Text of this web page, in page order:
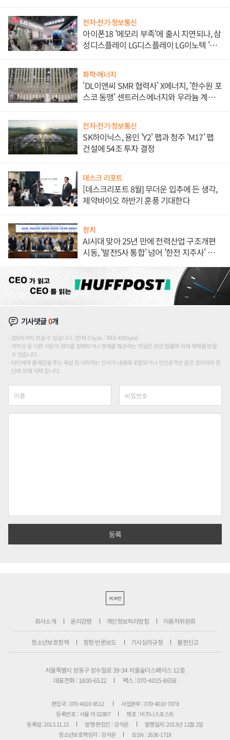
전자·전기·정보통신
아이폰18 '메모리 부족'에 출시 지연되나, 삼
성디스플레이 LG디스플레이 LG이노텍 '탈
화학·에너지
'DL이앤씨 SMR 협력사' X에너지, '한수원 포
스코 동맹' 센트러스에너지와 우라늄 계약
전자·전기·정보통신
SK하이닉스, 용인 'Y2' 팹과 청주 'M17' 팹
건설에 54조 투자 결정
데스크 리포트
[데스크리포트 8월] 무더운 입추에 든 생각,
제약바이오 하반기 훈풍 기대한다
정치
AI시대 맞아 25년 만에 전력산업 구조개편
시동, '발전5사 통합' 넘어 '한전 지주사' 재편
기사댓글0개
200자까지 쓰실 수 있습니다. (현재 0 byte / 최대 400byte)
저작권 등 다른 사람의 권리를 침해하거나 명예를 훼손하는 댓글은 관련 법률에 의해 제재를 받을
수 있습니다.
타인에게 불쾌감을 주는 욕설 등 비하하는 단어가 내용에 포함되거나 인신공격성 글은 관리자의 판
단에 의해 삭제 합니다.
PC버전
회사소개 윤리강령 개인정보처리방침 이용자위원회
청소년보호정책 정정·반론보도 기사심의규정 불편신고
서울특별시 성동구 성수일로 39-34 서울숲더스페이스 12층
대표전화 : 1800-6522
팩스 : 070-4015-8658
편집국 : 070-4010-8512
사업본부 : 070-4010-7078
등록번호 : 서울 아 02897
제호 : 비즈니스포스트
등록일: 2013.11.13
발행·편집인 : 강석운
발행일자: 2013년 12월 2일
청소년보호책임자 : 강석운
ISSN : 2636-171X